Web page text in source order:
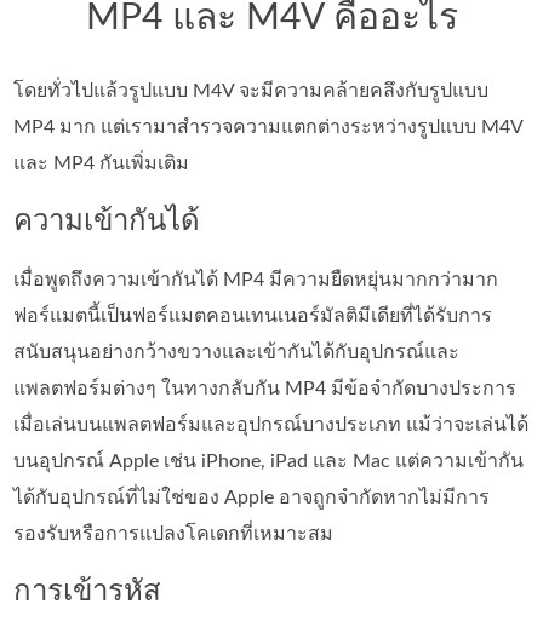
MP4 และ M4V คืออะไร
โดยทั่วไปแล้วรูปแบบ M4V จะมีความคล้ายคลึงกับรูปแบบ
MP4 มาก แต่เรามาสำรวจความแตกต่างระหว่างรูปแบบ M4V
และ MP4 กันเพิ่มเติม
ความเข้ากันได้
เมื่อพูดถึงความเข้ากันได้ MP4 มีความยืดหยุ่นมากกว่ามาก
ฟอร์แมตนี้เป็นฟอร์แมตคอนเทนเนอร์มัลติมีเดียที่ได้รับการ
สนับสนุนอย่างกว้างขวางและเข้ากันได้กับอุปกรณ์และ
แพลตฟอร์มต่างๆ ในทางกลับกัน MP4 มีข้อจำกัดบางประการ
เมื่อเล่นบนแพลตฟอร์มและอุปกรณ์บางประเภท แม้ว่าจะเล่นได้
บนอุปกรณ์ Apple เช่น iPhone, iPad และ Mac แต่ความเข้ากัน
ได้กับอุปกรณ์ที่ไม่ใช่ของ Apple อาจถูกจำกัดหากไม่มีการ
รองรับหรือการแปลงโคเดกที่เหมาะสม
การเข้ารหัส